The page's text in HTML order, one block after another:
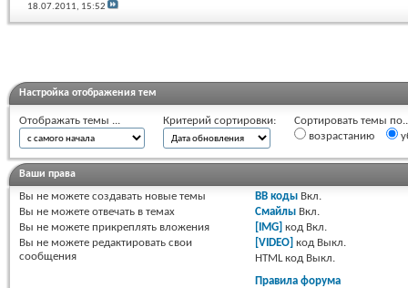
18.07.2011, 15:52
Настройка отображения тем
Отображать темы ... Критерий сортировки:
Сортировать темы
возрастанию
Ваши права
Вы не можете создавать новые темы
Вы не можете отвечать в темах
Вы не можете прикреплять вложения
Вы не можете редактировать свои
сообщения
BB коды Вкл.
Смайлы Вкл.
[IMG] код Вкл.
[VIDEO] код Выкл.
HTML код Выкл.
Правила форума